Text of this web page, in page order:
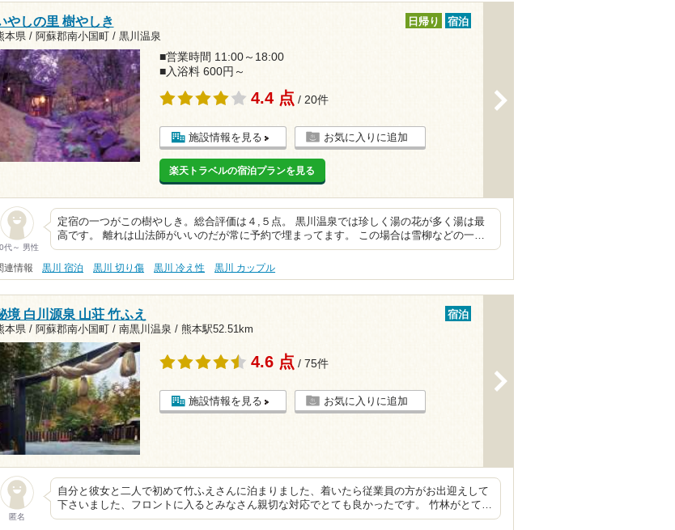
やしの里 樹やしき
本県 / 阿蘇郡南小国町 / 黒川温泉
日帰り 宿泊
■営業時間 11:00～18:00
■入浴料 600円～
4.4 点 / 20件
施設情報を見る お気に入りに追加
楽天トラベルの宿泊プランを見る
代～ 男性
定宿の一つがこの樹やしき。総合評価は４,５点。 黒川温泉では珍しく湯の花が多く湯は最
高です。 離れは山法師がいいのだが常に予約で埋まってます。 この場合は雪柳などの一…
連情報 黒川 宿泊 黒川 切り傷 黒川 冷え性 黒川 カップル
境 白川源泉 山荘 竹ふえ
本県 / 阿蘇郡南小国町 / 南黒川温泉 / 熊本駅52.51km
宿泊
4.6 点 / 75件
施設情報を見る お気に入りに追加
匿名
自分と彼女と二人で初めて竹ふえさんに泊まりました、着いたら従業員の方がお出迎えして
下さいました、フロントに入るとみなさん親切な対応でとても良かったです。 竹林がとて…